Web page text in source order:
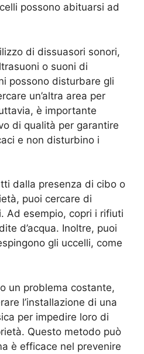
possono abituarsi ad
di dissuasori sonori,
o suoni di
possono disturbare gli
un’altra area per
è importante
di qualità per garantire
e non disturbino i
dalla presenza di cibo o
puoi cercare di
Ad esempio, copri i rifiuti
d’acqua. Inoltre, puoi
gli uccelli, come
un problema costante,
l’installazione di una
per impedire loro di
Questo metodo può
è efficace nel prevenire